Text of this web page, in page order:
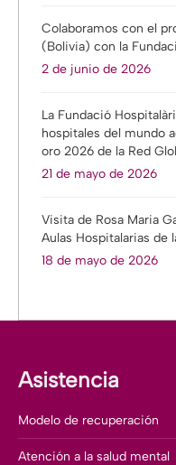
Colaboramos con el
(Bolivia) con la
2 de junio de 2026
La Fundació
hospitales del mundo
oro 2026 de la Red
21 de mayo de 2026
Visita de Rosa Maria
Aulas Hospitalarias de
18 de mayo de 2026
Asistencia
Modelo de recuperación
Atención a la salud mental